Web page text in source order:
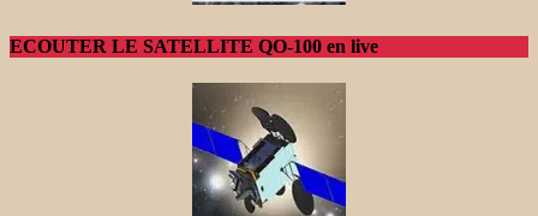
ECOUTER LE SATELLITE QO-100 en live